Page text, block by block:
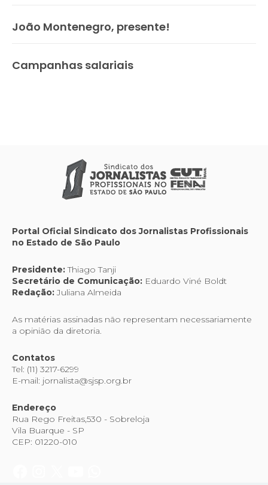
João Montenegro, presente!
Campanhas salariais
Portal Oficial Sindicato dos Jornalistas Profissionais
no Estado de São Paulo
Presidente:Thiago Tanji
Secretário de Comunicação: Eduardo Viné Boldt
Redação:Juliana Almeida
As matérias assinadas não representam necessariamente
a opinião da diretoria.
Contatos
Tel: (11) 3217-6299
E-mail: jornalista@sjsp.org.br
Endereço
Rua Rego Freitas,530 - Sobreloja
Vila Buarque - SP
CEP: 01220-010